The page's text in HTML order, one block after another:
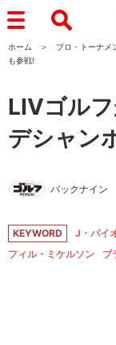
ホーム プロ・トーナメ
も参戦!
LIVゴル
デシャン
バックナイン
KEYWORD J・パイ
フィル・ミケルソン
ブ